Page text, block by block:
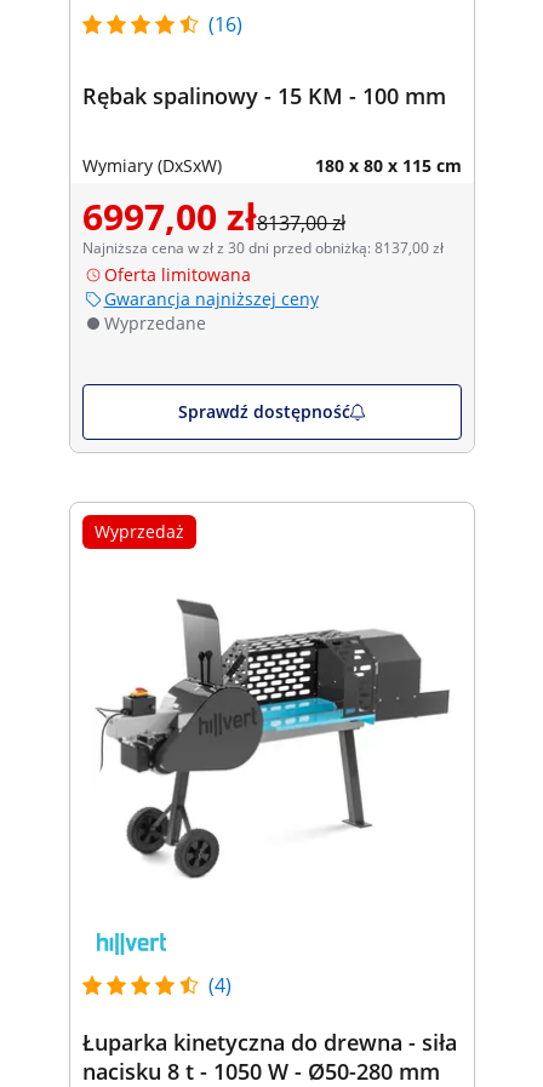
(16)
Rębak spalinowy - 15 KM - 100 mm
Wymiary (DxSxW) 180 x 80 x 115 cm
6997,00 zł8137,00 zł
Najniższa cena w zł z 30 dni przed obniżką: 8137,00 zł
Oferta limitowana
Gwarancja najniższej ceny
Wyprzedane
Sprawdź dostępność
Wyprzedaż
(4)
Łuparka kinetyczna do drewna - siła
nacisku 8 t - 1050 W - Ø50-280 mm